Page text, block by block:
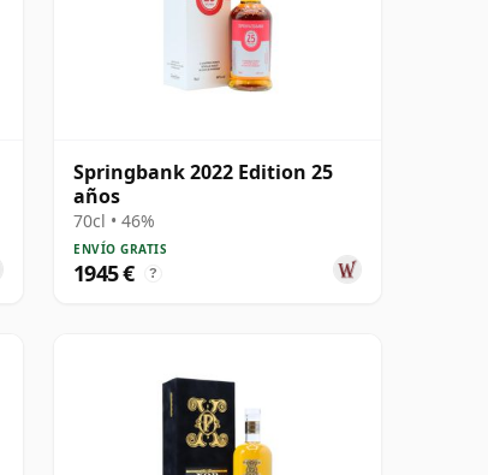
Springbank 2022 Edition 25
años
70cl • 46%
ENVÍO GRATIS
1945 € ?